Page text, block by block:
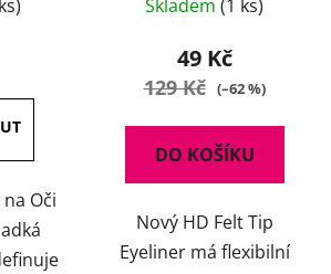
Oči
Skladem (1 ks)
49 Kč
129 Kč (–62 %)
DO KOŠÍKU
Nový HD Felt Tip
Eyeliner má flexibilní